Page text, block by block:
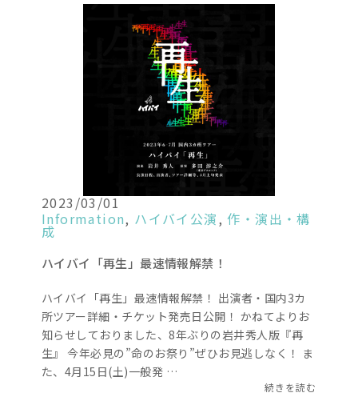
2023/03/01
Information, ハイバイ公演,作・演出・構
成
ハイバイ「再生」最速情報解禁！
ハイバイ「再生」最速情報解禁！ 出演者・国内3カ
所ツアー詳細・チケット発売日公開！ かねてよりお
知らせしておりました、8年ぶりの岩井秀人版『再
生』 今年必見の”命のお祭り”ぜひお見逃しなく！ ま
た、4月15日(土)一般発 …
続きを読む